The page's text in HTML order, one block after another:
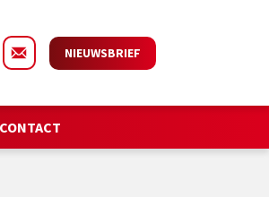
NIEUWSBRIEF
CONTACT